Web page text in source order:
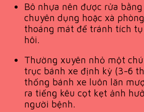
Bô nhựa nên được rửa
chuyên dụng hoặc xà
thoáng mát để tránh tích
hôi.
Thường xuyên nhỏ một
trục bánh xe định kỳ (3-6
thống bánh xe luôn lăn
ra tiếng kêu cọt kẹt ảnh
người bệnh.